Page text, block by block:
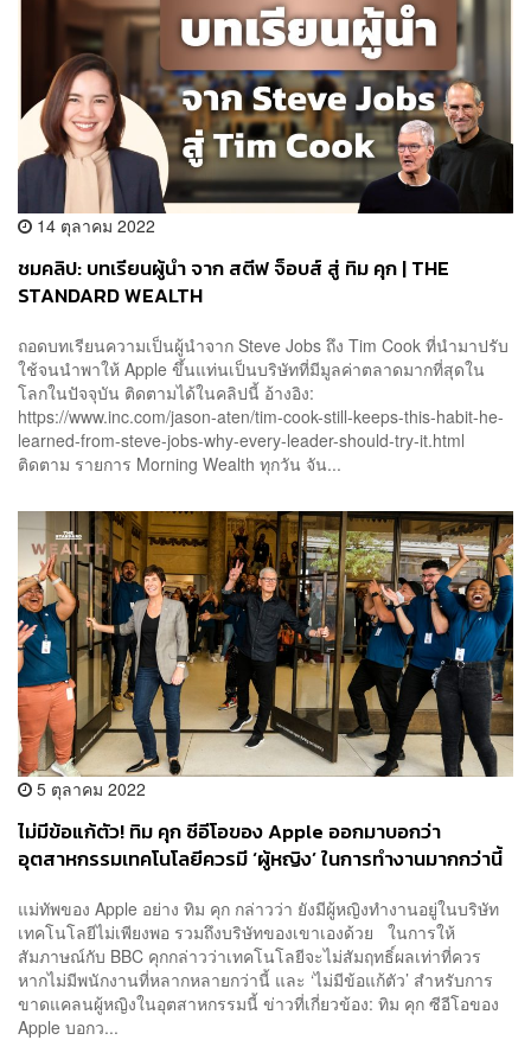
14 ตุลาคม 2022
ชมคลิป: บทเรียนผู้นำ จาก สตีฟ จ็อบส์ สู่ ทิม คุก | THE
STANDARD WEALTH
ถอดบทเรียนความเป็นผู้นำจาก Steve Jobs ถึง Tim Cook ที่นำมาปรับ
ใช้จนนำพาให้ Apple ขึ้นแท่นเป็นบริษัทที่มีมูลค่าตลาดมากที่สุดใน
โลกในปัจจุบัน ติดตามได้ในคลิปนี้ อ้างอิง:
https://www.inc.com/jason-aten/tim-cook-still-keeps-this-habit-he-
learned-from-steve-jobs-why-every-leader-should-try-it.html
ติดตาม รายการ Morning Wealth ทุกวัน จัน...
5 ตุลาคม 2022
ไม่มีข้อแก้ตัว! ทิม คุก ซีอีโอของ Apple ออกมาบอกว่า
อุตสาหกรรมเทคโนโลยีควรมี ‘ผู้หญิง’ ในการทำงานมากกว่านี้
แม่ทัพของ Apple อย่าง ทิม คุก กล่าวว่า ยังมีผู้หญิงทำงานอยู่ในบริษัท
เทคโนโลยีไม่เพียงพอ รวมถึงบริษัทของเขาเองด้วย ในการให้
สัมภาษณ์กับ BBC คุกกล่าวว่าเทคโนโลยีจะไม่สัมฤทธิ์ผลเท่าที่ควร
หากไม่มีพนักงานที่หลากหลายกว่านี้ และ ‘ไม่มีข้อแก้ตัว’ สำหรับการ
ขาดแคลนผู้หญิงในอุตสาหกรรมนี้ ข่าวที่เกี่ยวข้อง: ทิม คุก ซีอีโอของ
Apple บอกว...